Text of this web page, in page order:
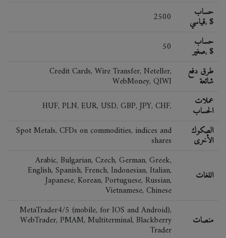
2500
حساب
قياسي, $
50
حساب
صغير, $
Credit Cards, Wire Transfer, Neteller,
WebMoney, QIWI
طرق دفع
شائعة
HUF, PLN, EUR, USD, GBP, JPY, CHF,
عملات
الحساب
Spot Metals, CFDs on commodities, indices and
shares
الصكوك
الأخرى
Arabic, Bulgarian, Czech, German, Greek,
English, Spanish, French, Indonesian, Italian,
Japanese, Korean, Portuguese, Russian,
Vietnamese, Chinese
اللغات
MetaTrader4/5 (mobile, for IOS and Android),
WebTrader, PMAM, Multiterminal, Blackberry
Trader
منصات